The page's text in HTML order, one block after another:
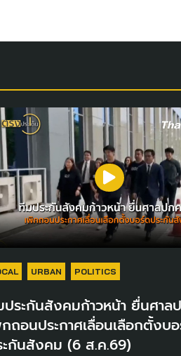
URBAN POLITICS
ประกันสังคมก้าวหน้า ยื่นศาล
ถอนประกาศเลื่อนเลือกตั้งบ
ะกันสังคม (6 ส.ค.69)